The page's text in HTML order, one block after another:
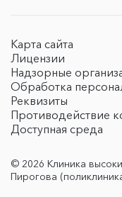
Карта сайта
Лицензии
Надзорные
Обработка
Реквизиты
Противодействие
Доступная среда
© 2026 Клиника
Пирогова